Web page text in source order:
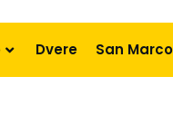
Dvere San Marco